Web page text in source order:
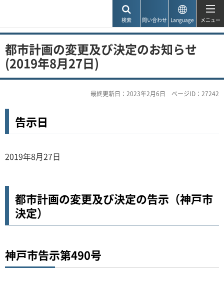
検索 問い合わせ Language メニュー
都市計画の変更及び決定のお知らせ
(2019年8月27日)
最終更新日：2023年2月6日 ページID：27242
告示日
2019年8月27日
都市計画の変更及び決定の告示（神戸市
決定）
神戸市告示第490号